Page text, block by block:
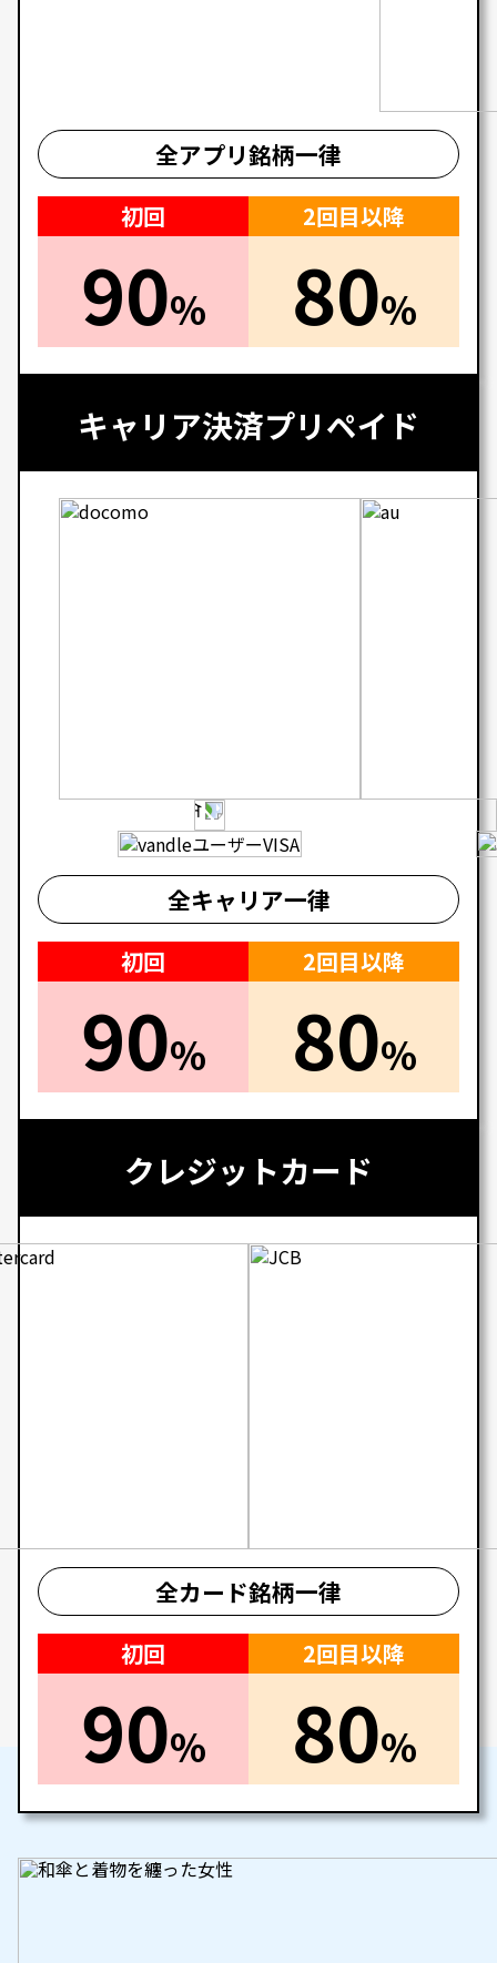
全アプリ銘柄一律
初回
90%
2回目以降
80%
キャリア決済プリペイド
全キャリア一律
初回
90%
2回目以降
80%
クレジットカード
全カード銘柄一律
初回
90%
2回目以降
80%